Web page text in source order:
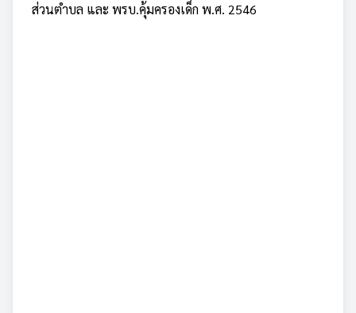
ส่วนตำบล และ พรบ.คุ้มครองเด็ก พ.ศ. 2546